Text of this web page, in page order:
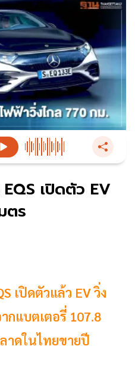
เปิดตัว EV
ตร
เปิดตัวแล้ว EV วิ่ง
กแบตเตอรี่ 107.8
าดในไทยขายปี